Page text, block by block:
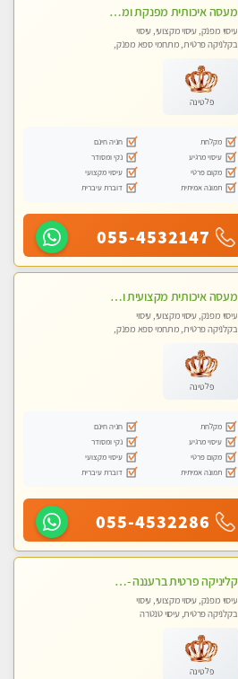
מעסה איכותית מפנקת ומקצועית מאוד- בחולון
עיסוי מפנק, עיסוי מקצועי, עיסוי
בקלניקה פרטית, מתחמי ספא מפנק,
פלטינה
מקלחת
חניה חינם
עיסוי מרגיע
נקי ומסודר
מקום פרטי
עיסוי מקצועי
תמונה אמיתית
דוברת עיברית
055-4532147
מעסה איכותית מקצועית ומפנקת מאוד- ללא מין !!!
עיסוי מפנק, עיסוי מקצועי, עיסוי
בקלניקה פרטית, מתחמי ספא מפנק,
פלטינה
מקלחת
חניה חינם
עיסוי מרגיע
נקי ומסודר
מקום פרטי
עיסוי מקצועי
תמונה אמיתית
דוברת עיברית
055-4532286
קליניקה פרטית ברעננה -מעסה איכותית לעיסוי מקצועי לכל שרירי הגוף...ללא מין !!
עיסוי מפנק, עיסוי מקצועי, עיסוי
בקלניקה פרטית, עיסוי טנטרה
פלטינה